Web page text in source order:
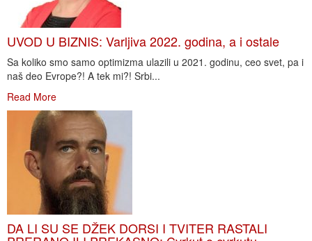
UVOD U BIZNIS: Varljiva 2022. godina, a i ostale
Sa koliko smo samo optimizma ulazili u 2021. godinu, ceo svet, pa i
naš deo Evrope?! A tek mi?! Srbi...
Read More
DA LI SU SE DŽEK DORSI I TVITER RASTALI